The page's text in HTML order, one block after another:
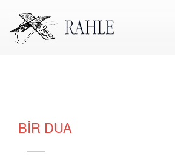
BİR DUA